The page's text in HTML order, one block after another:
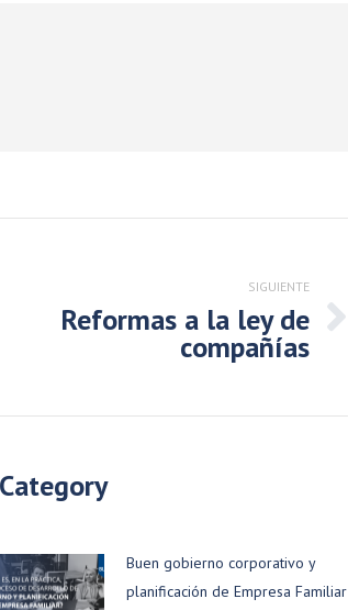
SIGUIENTE
PublicaciónReformas a la ley de
compañías
Buen gobierno corporativo y
planificación de Empresa Familiar